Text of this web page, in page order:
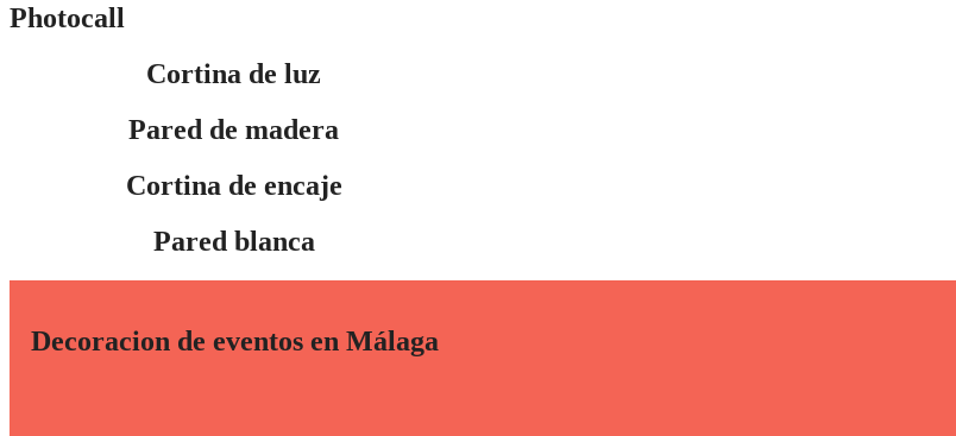
Photocall
Cortina de luz
Pared de madera
Cortina de encaje
Pared blanca
Decoracion de eventos en Málaga